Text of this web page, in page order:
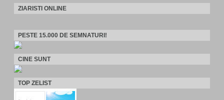
ZIARISTI ONLINE
PESTE 15.000 DE SEMNATURI!
CINE SUNT
TOP ZELIST